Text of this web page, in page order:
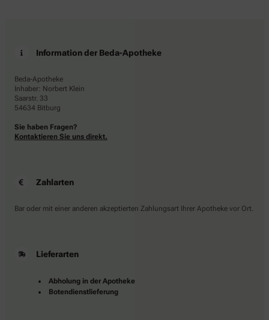
Information der Beda-Apotheke
Beda-Apotheke
Inhaber: Norbert Klein
Saarstr. 33
54634 Bitburg
Sie haben Fragen?
Kontaktieren Sie uns direkt.
Zahlarten
Bar oder mit einer anderen akzeptierten Zahlungsart Ihrer Apotheke vor Ort.
Lieferarten
Abholung in der Apotheke
Botendienstlieferung